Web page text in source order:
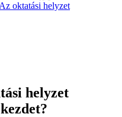
oktatási helyzet
helyzet